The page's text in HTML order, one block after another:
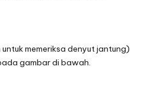
memeriksa denyut jantung)
gambar di bawah.